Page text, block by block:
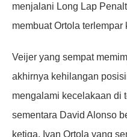
menjalani Long Lap
membuat Ortola terlempar
Veijer yang sempat
akhirnya kehilangan
mengalami kecelakaan di
sementara David Alonso
ketiga. Ivan Ortola yang